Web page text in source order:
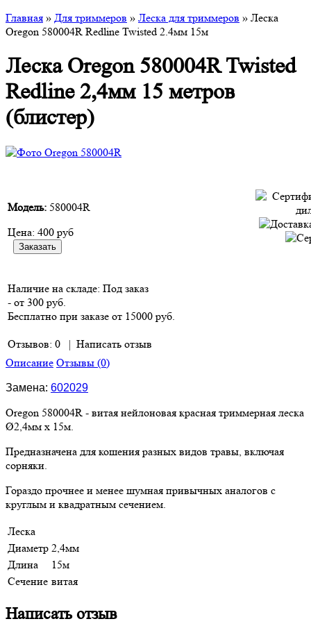
Главная » Для триммеров » Леска для триммеров » Леска
Oregon 580004R Redline Twisted 2.4мм 15м
Леска Oregon 580004R Twisted
Redline 2,4мм 15 метров
(блистер)
Модель: 580004R
Цена: 400 руб
Наличие на складе: Под заказ
- от 300 руб.
Бесплатно при заказе от 15000 руб.
Отзывов: 0 | Написать отзыв
Описание Отзывы (0)
Замена: 602029
Oregon 580004R - витая нейлоновая красная триммерная леска
Ø2,4мм х 15м.
Предназначена для кошения разных видов травы, включая
сорняки.
Гораздо прочнее и менее шумная привычных аналогов с
круглым и квадратным сечением.
Леска
Диаметр 2,4мм
Длина
15м
Сечение витая
Написать отзыв